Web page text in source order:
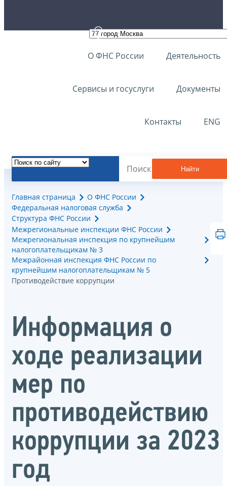
О ФНС России Деятельность
Сервисы и госуслуги Документы
Контакты ENG
Найти
Главная страница
О ФНС России
Федеральная налоговая служба
Структура ФНС России
Межрегиональные инспекции ФНС России
Межрегиональная инспекция по крупнейшим
налогоплательщикам № 3
Межрайонная инспекция ФНС России по
крупнейшим налогоплательщикам № 5
Противодействие коррупции
Информация о
ходе реализации
мер по
противодействию
коррупции за 2023
год